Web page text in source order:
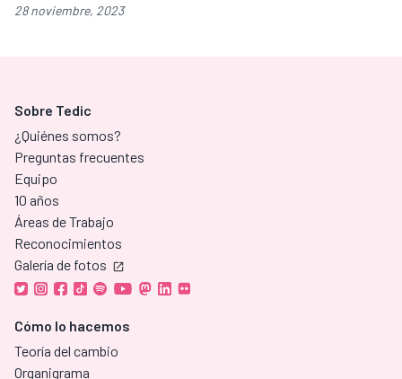
28 noviembre, 2023
Sobre Tedic
¿Quiénes somos?
Preguntas frecuentes
Equipo
10 años
Áreas de Trabajo
Reconocimientos
Galería de fotos
Cómo lo hacemos
Teoría del cambio
Organigrama